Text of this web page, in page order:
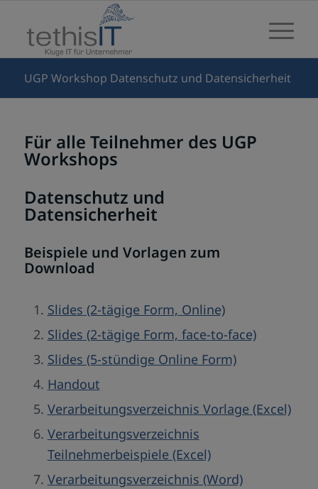
UGP Workshop Datenschutz und Datensicherheit
Für alle Teilnehmer des UGP
Workshops
Datenschutz und
Datensicherheit
Beispiele und Vorlagen zum
Download
Slides (2-tägige Form, Online)
Slides (2-tägige Form, face-to-face)
Slides (5-stündige Online Form)
Handout
Verarbeitungsverzeichnis Vorlage (Excel)
Verarbeitungsverzeichnis
Teilnehmerbeispiele (Excel)
Verarbeitungsverzeichnis (Word)